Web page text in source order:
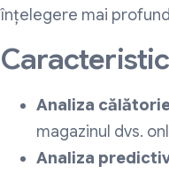
înțelegere mai
Analiza
magazinul dvs.
Analiza